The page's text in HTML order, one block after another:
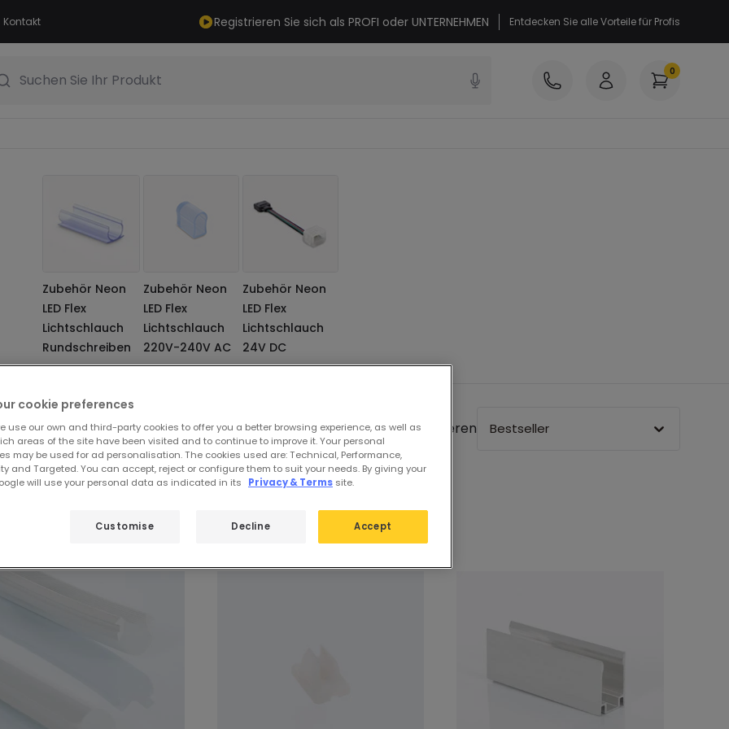
Kontakt Registrieren Sie sich als PROFI oder UNTERNEHMEN Entdecken Sie alle Vorteile für Profis
Suchen Sie Ihr Produkt 0
Zubehör Neon
LED Flex
Lichtschlauch
Rundschreiben
Zubehör Neon
LED Flex
Lichtschlauch
220V-240V AC
Zubehör Neon
LED Flex
Lichtschlauch
24V DC
31 von62 Produkte Sortieren Bestseller
cookie preferences
use our own and third-party cookies to offer you a better browsing experience, as well as
areas of the site have been visited and to continue to improve it. Your personal
may be used for ad personalisation. The cookies used are: Technical, Performance,
and Targeted. You can accept, reject or configure them to suit your needs. By giving your
will use your personal data as indicated in its
Privacy & Terms site.
Decline Accept
Customise